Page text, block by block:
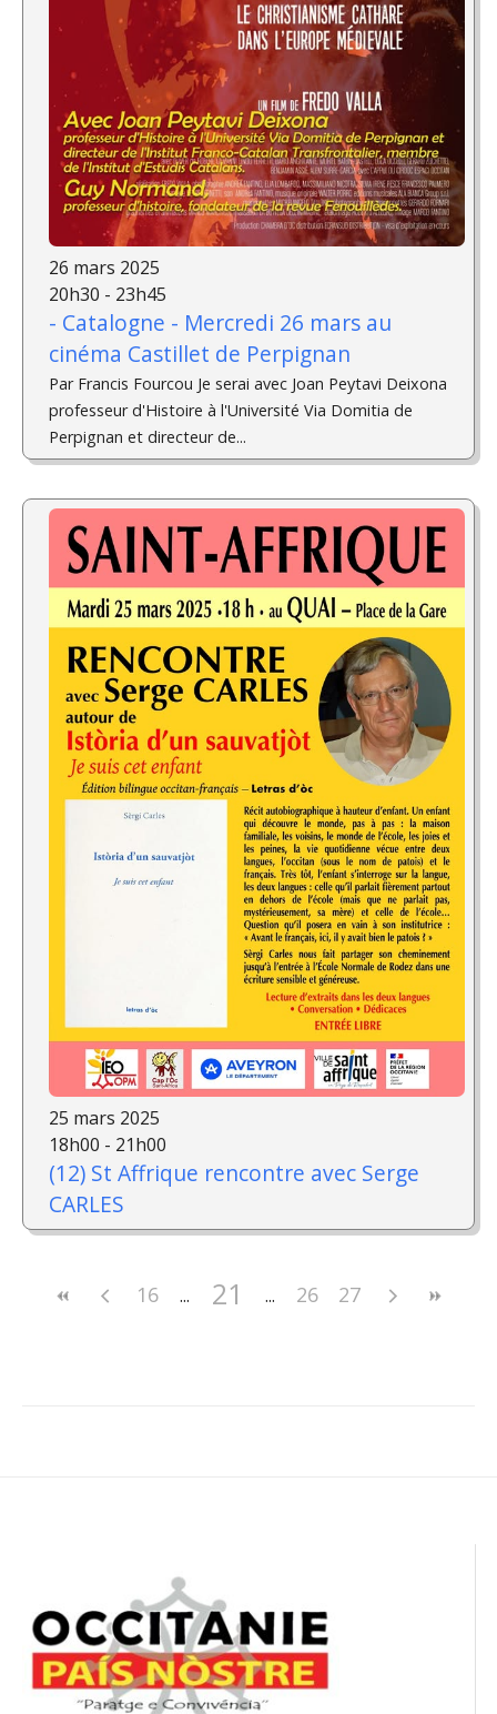
26 mars 2025
20h30 - 23h45
- Catalogne - Mercredi 26 mars au
cinéma Castillet de Perpignan
Par Francis Fourcou Je serai avec Joan Peytavi Deixona
professeur d'Histoire à l'Université Via Domitia de
Perpignan et directeur de...
25 mars 2025
18h00 - 21h00
(12) St Affrique rencontre avec Serge
CARLES
16 21 26 27